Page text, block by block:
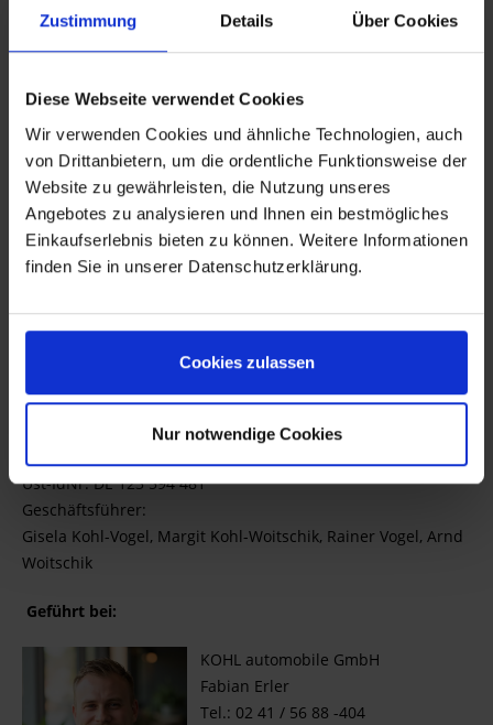
Zustimmung Details Über Cookies
Diese Webseite verwendet Cookies
Wir verwenden Cookies und ähnliche Technologien, auch
von Drittanbietern, um die ordentliche Funktionsweise der
Website zu gewährleisten, die Nutzung unseres
Angebotes zu analysieren und Ihnen ein bestmögliches
Einkaufserlebnis bieten zu können. Weitere Informationen
finden Sie in unserer Datenschutzerklärung.
Cookies zulassen
Nur notwendige Cookies
Artikeln
gut sortiert und sorgfältig ausgewählt. Aufgeteilt in
herausragendes Shoppingerlebnis und stehen Ihnen als
Kompetenz zur Seite. Wir liefern zuverlässig und zeitnah.
Überzeugen Sie sich selbst.
Anbieter:
E-Mail:info@kohl.de
Handelsregister Aachen HRB 1665
Ust-IdNr. DE 123 594 481
Geschäftsführer:
Gisela Kohl-Vogel, Margit Kohl-Woitschik, Rainer Vogel, Arnd
Woitschik
Geführt bei:
KOHL automobile GmbH
Fabian Erler
Tel.: 02 41 / 56 88 -404